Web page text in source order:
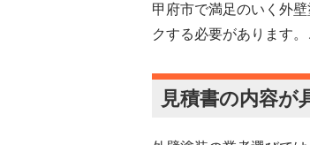
甲府市で満足のいく外
クする必要があります
見積書の内容が